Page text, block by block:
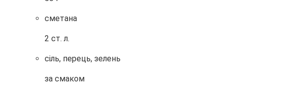
сметана
2 ст. л.
сіль, перець, зелень
за смаком